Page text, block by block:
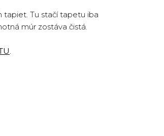
Tu stačí tapetu iba
múr zostáva čistá.
.